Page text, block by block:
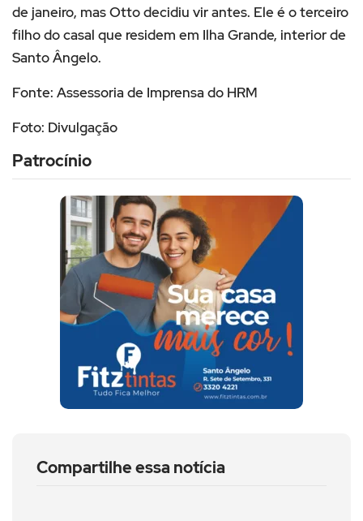
de janeiro, mas Otto decidiu vir antes. Ele é o terceiro
filho do casal que residem em Ilha Grande, interior de
Santo Ângelo.
Fonte: Assessoria de Imprensa do HRM
Foto: Divulgação
Patrocínio
Compartilhe essa notícia